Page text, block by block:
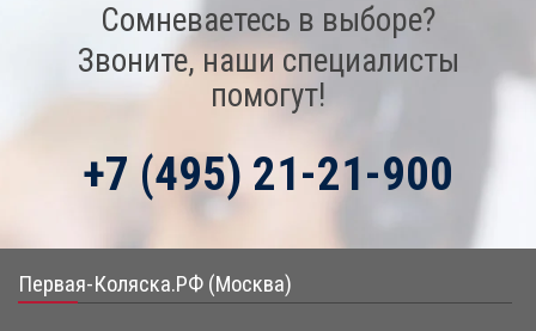
Сомневаетесь в выборе?
Звоните, наши специалисты
помогут!
+7 (495) 21-21-900
Первая-Коляска.РФ (Москва)